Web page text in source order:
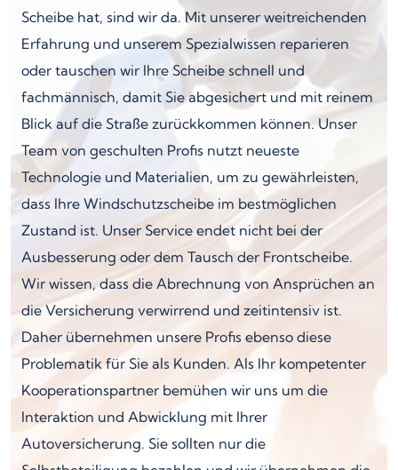
Scheibe hat, sind wir da. Mit unserer weitreichenden
Erfahrung und unserem Spezialwissen reparieren
oder tauschen wir Ihre Scheibe schnell und
fachmännisch, damit Sie abgesichert und mit reinem
Blick auf die Straße zurückkommen können. Unser
Team von geschulten Profis nutzt neueste
Technologie und Materialien, um zu gewährleisten,
dass Ihre Windschutzscheibe im bestmöglichen
Zustand ist. Unser Service endet nicht bei der
Ausbesserung oder dem Tausch der Frontscheibe.
Wir wissen, dass die Abrechnung von Ansprüchen an
die Versicherung verwirrend und zeitintensiv ist.
Daher übernehmen unsere Profis ebenso diese
Problematik für Sie als Kunden. Als Ihr kompetenter
Kooperationspartner bemühen wir uns um die
Interaktion und Abwicklung mit Ihrer
Autoversicherung. Sie sollten nur die